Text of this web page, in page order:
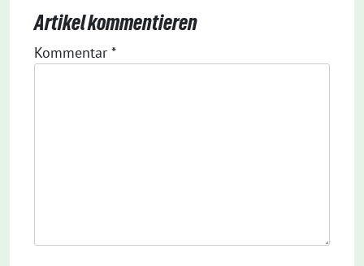
Artikel kommentieren
Kommentar *